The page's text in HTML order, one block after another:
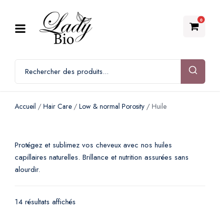
0
Accueil / Hair Care / Low & normal Porosity / Huile
Protégez et sublimez vos cheveux avec nos huiles
capillaires naturelles. Brillance et nutrition assurées sans
alourdir.
14 résultats affichés